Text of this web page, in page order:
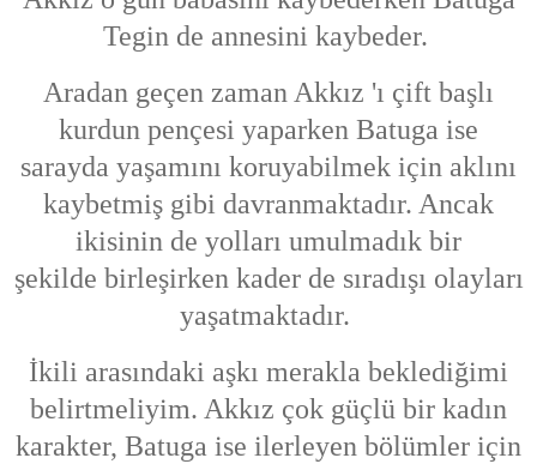
Tegin de annesini kaybeder.
Aradan geçen zaman Akkız 'ı çift başlı
kurdun pençesi yaparken Batuga ise
sarayda yaşamını koruyabilmek için aklını
kaybetmiş gibi davranmaktadır. Ancak
ikisinin de yolları umulmadık bir
şekilde birleşirken kader de sıradışı olayları
yaşatmaktadır.
İkili arasındaki aşkı merakla beklediğimi
belirtmeliyim. Akkız çok güçlü bir kadın
karakter, Batuga ise ilerleyen bölümler için